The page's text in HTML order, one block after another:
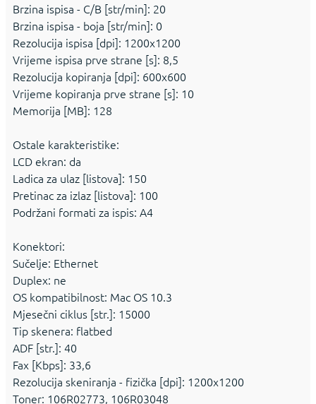
Brzina ispisa - C/B [str/min]: 20
Brzina ispisa - boja [str/min]: 0
Rezolucija ispisa [dpi]: 1200x1200
Vrijeme ispisa prve strane [s]: 8,5
Rezolucija kopiranja [dpi]: 600x600
Vrijeme kopiranja prve strane [s]: 10
Memorija [MB]: 128
Ostale karakteristike:
LCD ekran: da
Ladica za ulaz [listova]: 150
Pretinac za izlaz [listova]: 100
Podržani formati za ispis: A4
Konektori:
Sučelje: Ethernet
Duplex: ne
OS kompatibilnost: Mac OS 10.3
Mjesečni ciklus [str.]: 15000
Tip skenera: flatbed
ADF [str.]: 40
Fax [Kbps]: 33,6
Rezolucija skeniranja - fizička [dpi]: 1200x1200
Toner: 106R02773, 106R03048